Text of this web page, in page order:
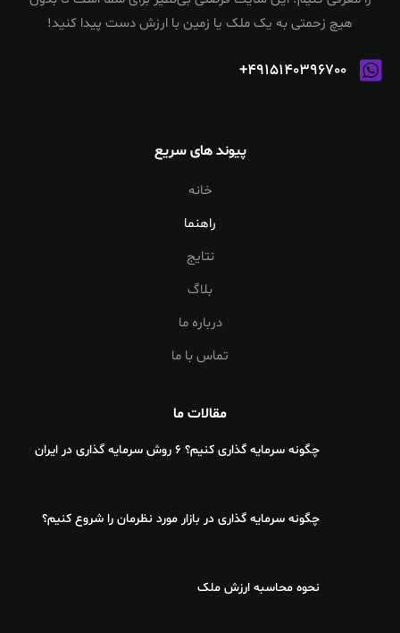
هیچ زحمتی به یک ملک یا زمین با ارزش دست پیدا کنید!
4915140396700+
پیوند های سریع
خانه
راهنما
نتایج
بلاگ
درباره ما
تماس با ما
مقالات ما
چگونه سرمایه گذاری کنیم؟ 6 روش سرمایه گذاری در ایران
چگونه سرمایه گذاری در بازار مورد نظرمان را شروع کنیم؟
نحوه محاسبه ارزش ملک